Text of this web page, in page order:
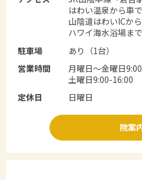
はわい温泉から車
山陰道はわいICか
ハワイ海水浴場ま
駐車場
あり（1台）
営業時間
月曜日～金曜日
土曜日9:00-16:00
定休日
日曜日
院案